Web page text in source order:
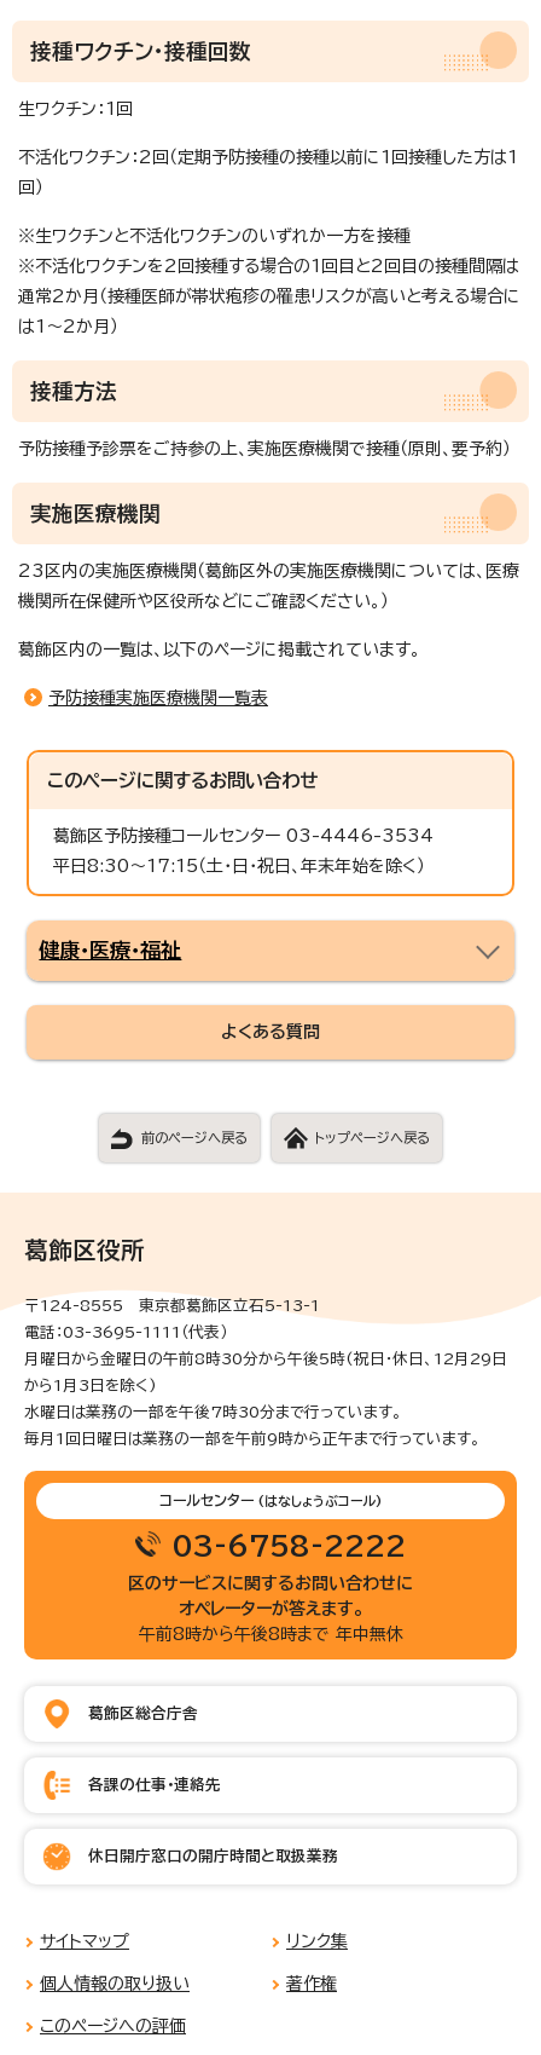
接種ワクチン・接種回数
生ワクチン：1回
不活化ワクチン：2回（定期予防接種の接種以前に1回接種した方は1
回）
※生ワクチンと不活化ワクチンのいずれか一方を接種
※不活化ワクチンを2回接種する場合の1回目と2回目の接種間隔は
通常2か月（接種医師が帯状疱疹の罹患リスクが高いと考える場合に
は1～2か月）
接種方法
予防接種予診票をご持参の上、実施医療機関で接種（原則、要予約）
実施医療機関
23区内の実施医療機関（葛飾区外の実施医療機関については、医療
機関所在保健所や区役所などにご確認ください。）
葛飾区内の一覧は、以下のページに掲載されています。
予防接種実施医療機関一覧表
このページに関するお問い合わせ
葛飾区予防接種コールセンター 03-4446-3534
平日8:30～17:15（土・日・祝日、年末年始を除く）
健康・医療・福祉
よくある質問
前のページへ戻る トップページへ戻る
葛飾区役所
〒124-8555 東京都葛飾区立石5-13-1
電話：03-3695-1111（代表）
月曜日から金曜日の午前8時30分から午後5時(祝日・休日、12月29日
から1月3日を除く)
水曜日は業務の一部を午後7時30分まで行っています。
毎月1回日曜日は業務の一部を午前9時から正午まで行っています。
コールセンター (はなしょうぶコール)
03-6758-2222
区のサービスに関するお問い合わせに
オペレーターが答えます。
午前8時から午後8時まで 年中無休
葛飾区総合庁舎
各課の仕事・連絡先
休日開庁窓口の開庁時間と取扱業務
サイトマップ リンク集
個人情報の取り扱い 著作権
このページへの評価